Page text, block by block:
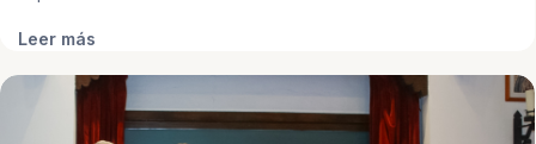
Leer más